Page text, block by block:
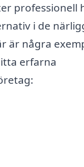
professionell
i de
är några
erfarna